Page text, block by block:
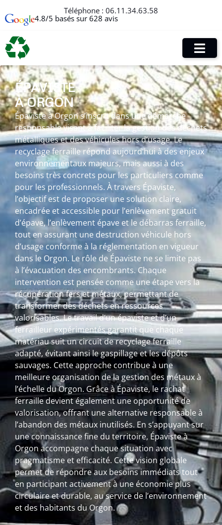
Téléphone : 06.11.34.63.58
4.8/5 basés sur 628 avis
ÉPAVISTE
À ORGON
Épaviste à Orgon s’inscrit dans une démarche
responsable visant à faciliter la gestion des déchets
métalliques et des véhicules hors d’usage. Le
recyclage ferraille répond aujourd’hui à des enjeux
environnementaux majeurs, mais aussi à des
besoins très concrets pour les particuliers comme
pour les professionnels. À travers Épaviste,
l’objectif est de proposer une solution claire,
encadrée et accessible pour l’enlèvement gratuit
d’épave, l’enlèvement épave et le débarras ferraille,
tout en assurant une destruction véhicule hors
d’usage conforme à la réglementation en vigueur
dans le Orgon. Le rôle de Épaviste ne se limite pas
à l’évacuation des encombrants. Chaque
intervention est pensée comme une étape vers la
récupération fers et métaux, permettant de
transformer des déchets en ressources
valorisables. Le travail d’un épaviste et d’un
ferrailleur expérimentés garantit que chaque
matériau suit un circuit de recyclage ferraille
adapté, évitant ainsi le gaspillage et les dépôts
sauvages. Cette approche contribue à une
meilleure organisation de la gestion des métaux à
l’échelle du Orgon. Grâce à Épaviste, le rachat
ferraille devient également une opportunité de
valorisation, offrant une alternative responsable à
l’abandon des métaux inutilisés. En s’appuyant sur
une connaissance fine du territoire, Épaviste à
Orgon accompagne chaque situation avec
pragmatisme et efficacité. Cette vision globale
permet de répondre aux besoins immédiats tout
en participant activement à une économie plus
circulaire et durable, au service de l’environnement
et des habitants du Orgon.